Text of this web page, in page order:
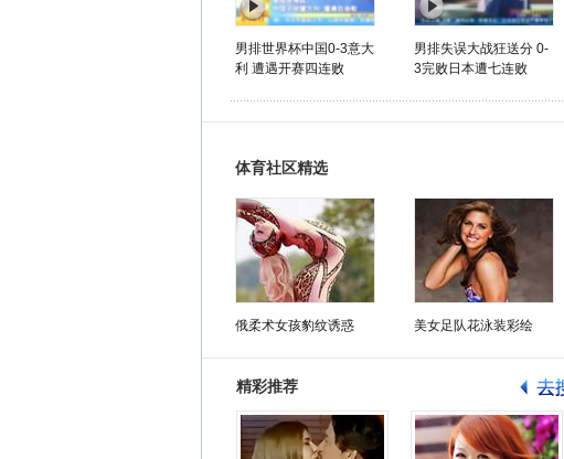
男排世界杯中国0-3意大
利 遭遇开赛四连败
男排失误大战狂送分 0-
3完败日本遭七连败
体育社区精选
俄柔术女孩豹纹诱惑 美女足队花泳装彩绘
精彩推荐